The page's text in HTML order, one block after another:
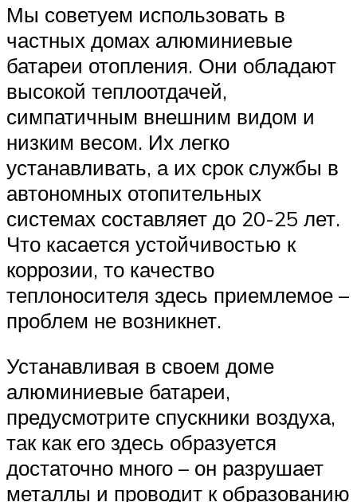
Мы советуем использовать в
частных домах алюминиевые
батареи отопления. Они обладают
высокой теплоотдачей,
симпатичным внешним видом и
низким весом. Их легко
устанавливать, а их срок службы в
автономных отопительных
системах составляет до 20-25 лет.
Что касается устойчивостью к
коррозии, то качество
теплоносителя здесь приемлемое –
проблем не возникнет.
Устанавливая в своем доме
алюминиевые батареи,
предусмотрите спускники воздуха,
так как его здесь образуется
достаточно много – он разрушает
металлы и проводит к образованию